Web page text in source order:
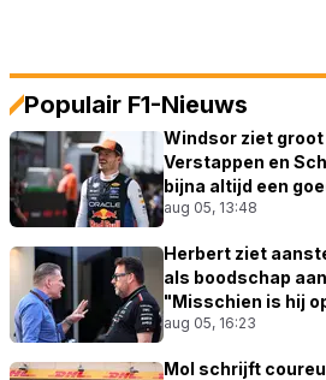
Populair F1-Nieuws
Windsor ziet
Verstappen en
bijna altijd een
aug 05, 13:48
Herbert ziet
als boodschap
"Misschien is hij
aug 05, 16:23
Mol schrijft